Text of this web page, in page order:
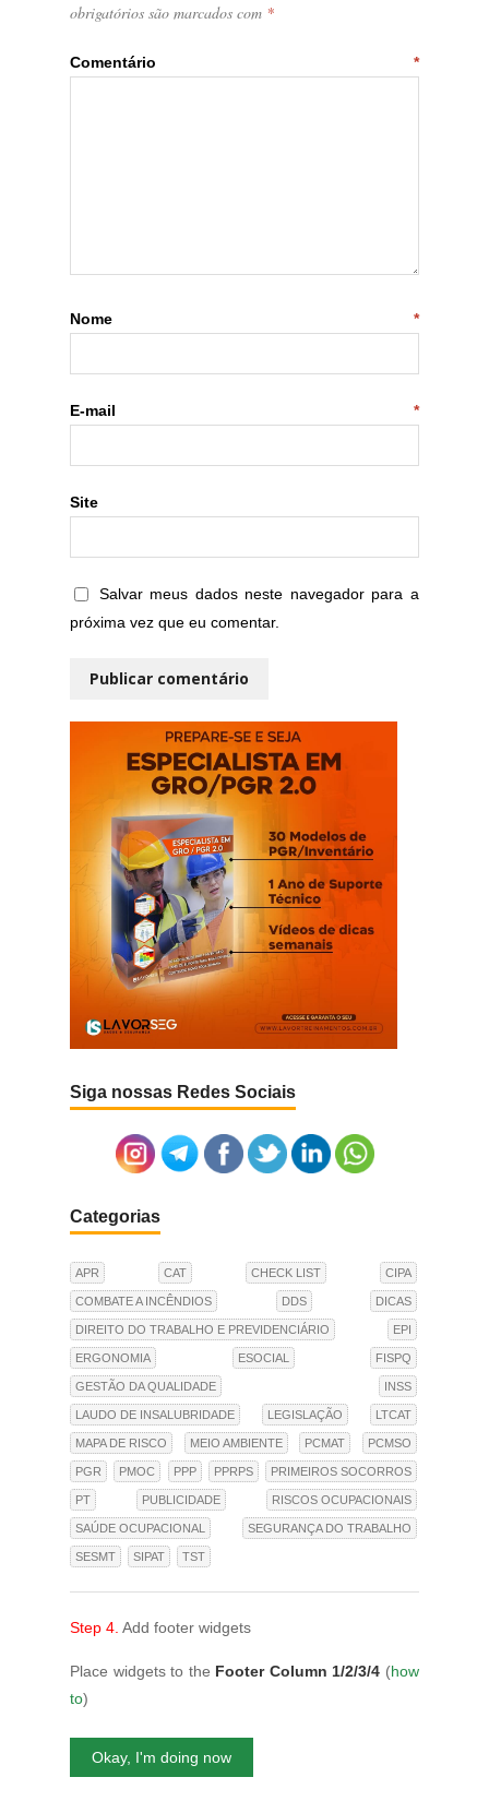
obrigatórios são marcados com *
Comentário *
Nome *
E-mail *
Site
Salvar meus dados neste navegador para a
próxima vez que eu comentar.
Siga nossas Redes Sociais
Categorias
APR CAT CHECK LIST CIPA
COMBATE A INCÊNDIOS DDS DICAS
DIREITO DO TRABALHO E PREVIDENCIÁRIO EPI
ERGONOMIA ESOCIAL FISPQ
GESTÃO DA QUALIDADE INSS
LAUDO DE INSALUBRIDADE LEGISLAÇÃO LTCAT
MAPA DE RISCO MEIO AMBIENTE PCMAT PCMSO
PGR PMOC PPP PPRPS PRIMEIROS SOCORROS
PT PUBLICIDADE RISCOS OCUPACIONAIS
SAÚDE OCUPACIONAL SEGURANÇA DO TRABALHO
SESMT SIPAT TST
Step 4. Add footer widgets
Place widgets to the Footer Column 1/2/3/4 (how
to)
Okay, I'm doing now